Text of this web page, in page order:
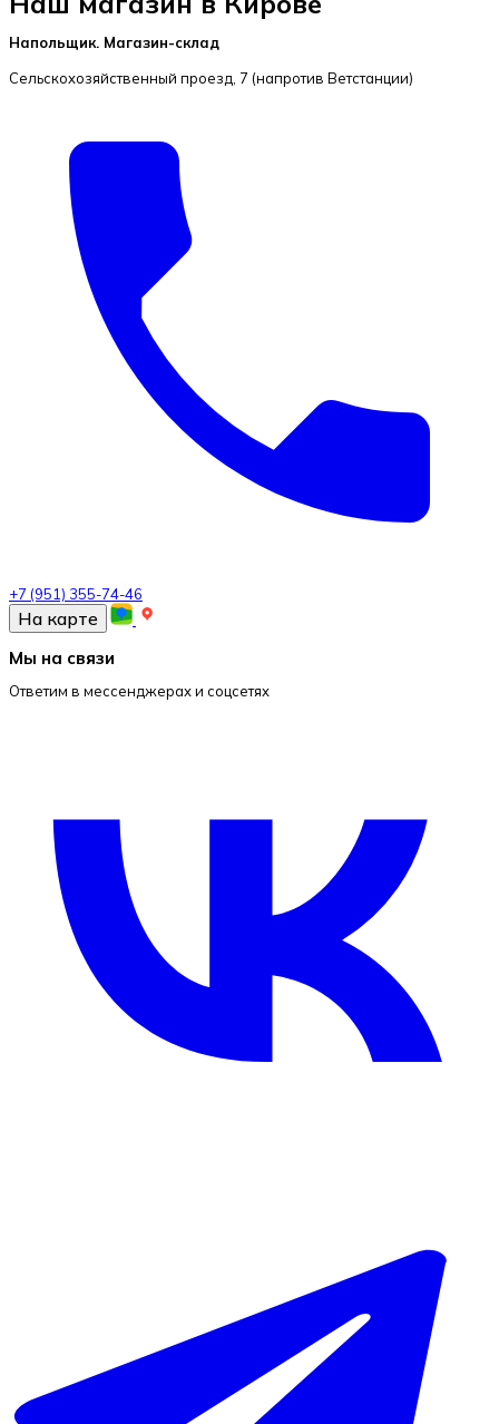
Напольщик. Магазин-склад
Сельскохозяйственный проезд, 7 (напротив Ветстанции)
+7 (951) 355-74-46
На карте
Мы на связи
Ответим в мессенджерах и соцсетях